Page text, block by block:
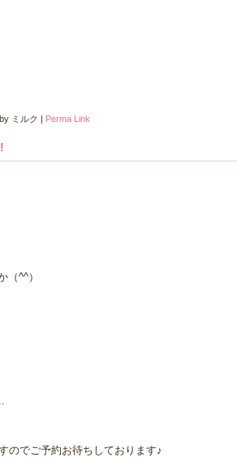
by ミルク Perma Link
（^^）
のでご予約お待ちしております♪